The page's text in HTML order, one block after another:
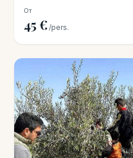
От
45 € /pers.